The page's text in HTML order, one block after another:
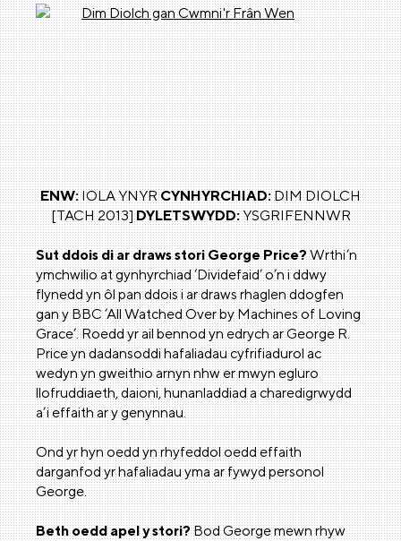
ENW:IOLA YNYRCYNHYRCHIAD:DIM DIOLCH
[TACH 2013]DYLETSWYDD:YSGRIFENNWR
Sut ddois di ar draws stori George Price?Wrthi’n
ymchwilio at gynhyrchiad ‘Dividefaid’ o’n i ddwy
flynedd yn ôl pan ddois i ar draws rhaglen ddogfen
gan y BBC ‘All Watched Over by Machines of Loving
Grace’. Roedd yr ail bennod yn edrych ar George R.
Price yn dadansoddi hafaliadau cyfrifiadurol ac
wedyn yn gweithio arnyn nhw er mwyn egluro
llofruddiaeth, daioni, hunanladdiad a charedigrwydd
a’i effaith ar y genynnau.
Ond yr hyn oedd yn rhyfeddol oedd effaith
darganfod yr hafaliadau yma ar fywyd personol
George.
Beth oedd apel y stori?Bod George mewn rhyw